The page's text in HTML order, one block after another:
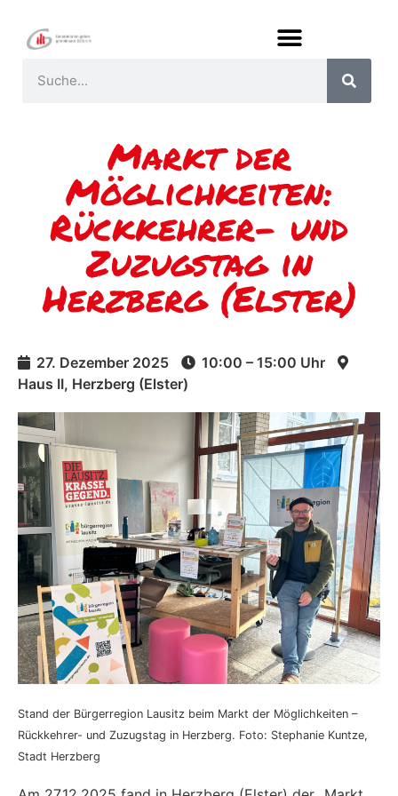
Markt der
Möglichkeiten:
Rückkehrer- und
Zuzugstag in
Herzberg (Elster)
27. Dezember 2025
10:00 – 15:00 Uhr
Haus II, Herzberg (Elster)
Stand der Bürgerregion Lausitz beim Markt der Möglichkeiten –
Rückkehrer- und Zuzugstag in Herzberg. Foto: Stephanie Kuntze,
Stadt Herzberg